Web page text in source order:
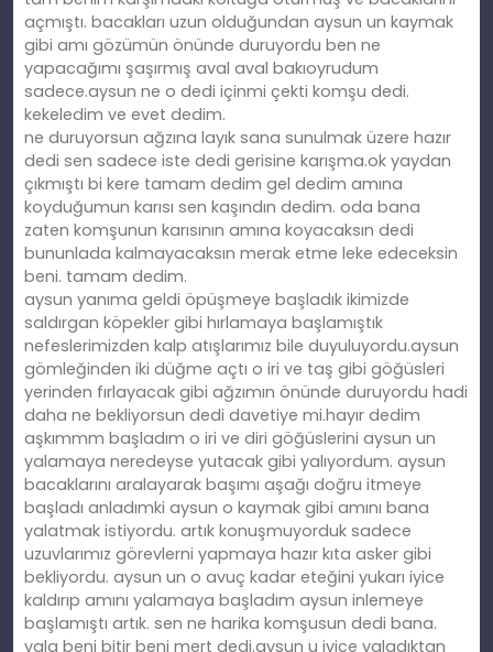
açmıştı. bacakları uzun olduğundan aysun un kaymak
gibi amı gözümün önünde duruyordu ben ne
yapacağımı şaşırmış aval aval bakıoyrudum
sadece.aysun ne o dedi içinmi çekti komşu dedi.
kekeledim ve evet dedim.
ne duruyorsun ağzına layık sana sunulmak üzere hazır
dedi sen sadece iste dedi gerisine karışma.ok yaydan
çıkmıştı bi kere tamam dedim gel dedim amına
koyduğumun karısı sen kaşındın dedim. oda bana
zaten komşunun karısının amına koyacaksın dedi
bununlada kalmayacaksın merak etme leke edeceksin
beni. tamam dedim.
aysun yanıma geldi öpüşmeye başladık ikimizde
saldırgan köpekler gibi hırlamaya başlamıştık
nefeslerimizden kalp atışlarımız bile duyuluyordu.aysun
gömleğinden iki düğme açtı o iri ve taş gibi göğüsleri
yerinden fırlayacak gibi ağzımın önünde duruyordu hadi
daha ne bekliyorsun dedi davetiye mi.hayır dedim
aşkımmm başladım o iri ve diri göğüslerini aysun un
yalamaya neredeyse yutacak gibi yalıyordum. aysun
bacaklarını aralayarak başımı aşağı doğru itmeye
başladı anladımki aysun o kaymak gibi amını bana
yalatmak istiyordu. artık konuşmuyorduk sadece
uzuvlarımız görevlerni yapmaya hazır kıta asker gibi
bekliyordu. aysun un o avuç kadar eteğini yukarı iyice
kaldırıp amını yalamaya başladım aysun inlemeye
başlamıştı artık. sen ne harika komşusun dedi bana.
yala beni bitir beni mert dedi.aysun u iyice yaladıktan